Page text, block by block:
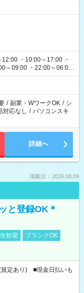
・10:00～17:00 ・
～09:00 ・22:00～06:00
/ 副業・WワークOK / シ
対応なし / パソコンスキ
詳細へ
掲載日：2026.08.09
と登録OK＊
歓迎
ブランクOK
定あり) ■現金日払いも